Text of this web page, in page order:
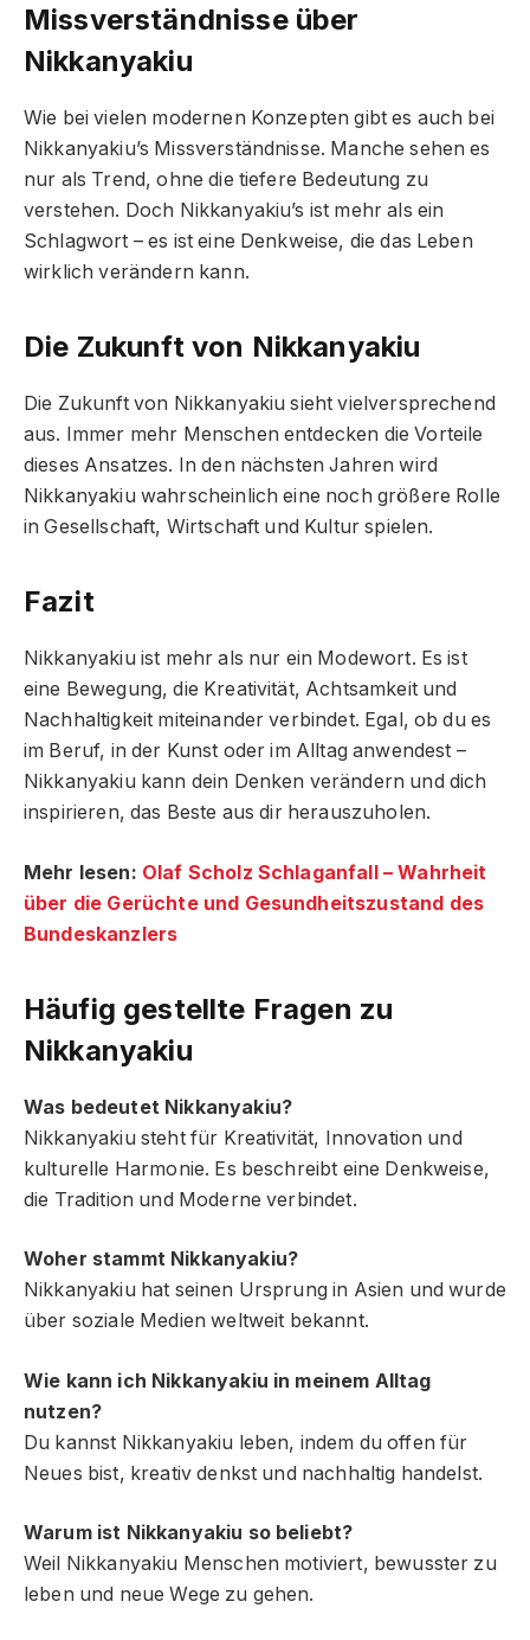
Missverständnisse über
Nikkanyakiu
Wie bei vielen modernen Konzepten gibt es auch bei
Nikkanyakiu’s Missverständnisse. Manche sehen es
nur als Trend, ohne die tiefere Bedeutung zu
verstehen. Doch Nikkanyakiu’s ist mehr als ein
Schlagwort – es ist eine Denkweise, die das Leben
wirklich verändern kann.
Die Zukunft von Nikkanyakiu
Die Zukunft von Nikkanyakiu sieht vielversprechend
aus. Immer mehr Menschen entdecken die Vorteile
dieses Ansatzes. In den nächsten Jahren wird
Nikkanyakiu wahrscheinlich eine noch größere Rolle
in Gesellschaft, Wirtschaft und Kultur spielen.
Fazit
Nikkanyakiu ist mehr als nur ein Modewort. Es ist
eine Bewegung, die Kreativität, Achtsamkeit und
Nachhaltigkeit miteinander verbindet. Egal, ob du es
im Beruf, in der Kunst oder im Alltag anwendest –
Nikkanyakiu kann dein Denken verändern und dich
inspirieren, das Beste aus dir herauszuholen.
Mehr lesen: Olaf Scholz Schlaganfall – Wahrheit
über die Gerüchte und Gesundheitszustand des
Bundeskanzlers
Häufig gestellte Fragen zu
Nikkanyakiu
Was bedeutet Nikkanyakiu?
Nikkanyakiu steht für Kreativität, Innovation und
kulturelle Harmonie. Es beschreibt eine Denkweise,
die Tradition und Moderne verbindet.
Woher stammt Nikkanyakiu?
Nikkanyakiu hat seinen Ursprung in Asien und wurde
über soziale Medien weltweit bekannt.
Wie kann ich Nikkanyakiu in meinem Alltag
nutzen?
Du kannst Nikkanyakiu leben, indem du offen für
Neues bist, kreativ denkst und nachhaltig handelst.
Warum ist Nikkanyakiu so beliebt?
Weil Nikkanyakiu Menschen motiviert, bewusster zu
leben und neue Wege zu gehen.